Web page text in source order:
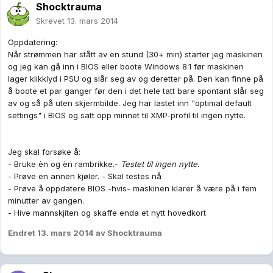
Shocktrauma
Skrevet 13. mars 2014
Oppdatering:
Når strømmen har stått av en stund (30+ min) starter jeg maskinen
og jeg kan gå inn i BIOS eller boote Windows 8.1 før maskinen
lager klikklyd i PSU og slår seg av og deretter på. Den kan finne på
å boote et par ganger før den i det hele tatt bare spontant slår seg
av og så på uten skjermbilde. Jeg har lastet inn "optimal default
settings" i BIOS og satt opp minnet til XMP-profil til ingen nytte.
Jeg skal forsøke å:
- Bruke èn og èn rambrikke.- Testet til ingen nytte.
- Prøve en annen kjøler. - Skal testes nå
- Prøve å oppdatere BIOS -hvis- maskinen klarer å være på i fem
minutter av gangen.
- Hive mannskjiten og skaffe enda et nytt hovedkort
Endret 13. mars 2014 av Shocktrauma